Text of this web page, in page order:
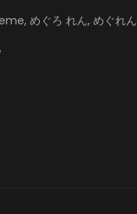
めぐろ れん, めぐれん